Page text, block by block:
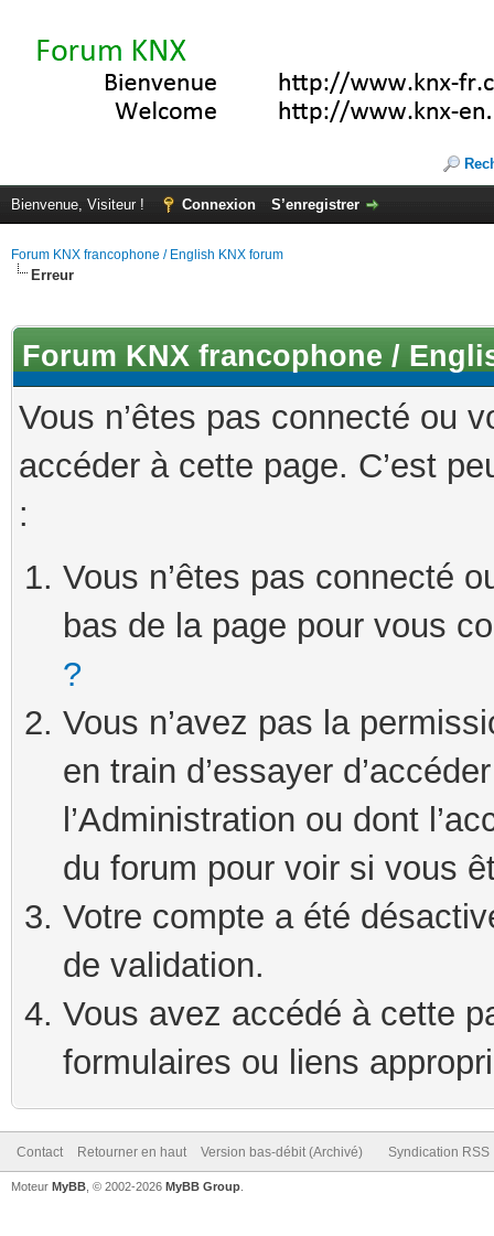
Bienvenue, Visiteur ! Connexion S’enregistrer
Forum KNX francophone / English KNX forum
Erreur
Forum KNX francophone /
Vous n’êtes pas connecté ou
accéder à cette page. C’est
:
Vous n’êtes pas connecté
bas de la page pour vous
?
Vous n’avez pas la
en train d’essayer
l’Administration ou dont
du forum pour voir si vous
Votre compte a été
de validation.
Vous avez accédé à cette
formulaires ou liens
Contact Retourner en haut Version bas-débit (Archivé) Syndication RSS
Moteur MyBB , © 2002-2026 MyBB Group